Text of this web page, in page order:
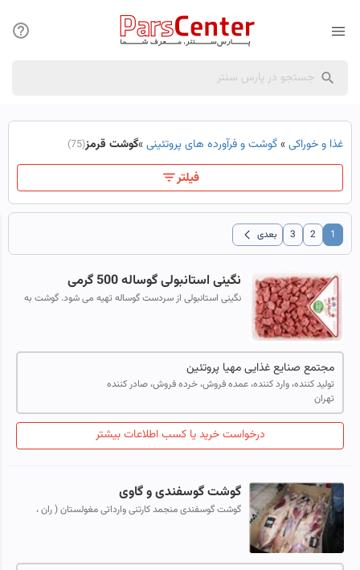
غذا و خوراکی»گوشت و فرآورده های پروتئینی»گوشت قرمز(75)
فیلتر
1
2
3 بعدی chevron_left
نگینی استانبولی گوساله 500 گرمی
نگینی استانبولی از سردست گوساله تهیه می شود. گوشت به
مجتمع صنایع غذایی مهیا پروتئین
تولید کننده، وارد کننده، عمده فروش، خرده فروش، صادر کننده
تهران
درخواست خرید یا کسب اطلاعات بیشتر
گوشت گوسفندی و گاوی
گوشت گوسفندی منجمد کارتنی وارداتی مغولستان ( ران ،